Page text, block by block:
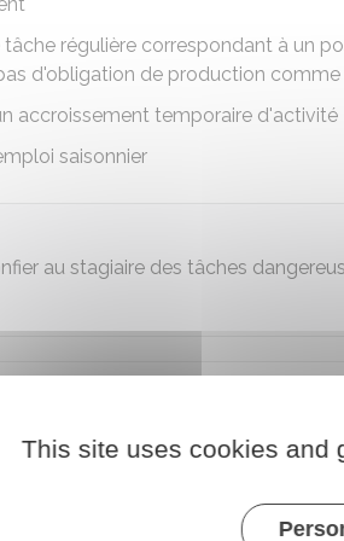
tâche régulière correspondant à un
d'obligation de production comme
accroissement temporaire d'activité
saisonnier
au stagiaire des tâches
stage est -elle obligatoire
une convention de stage.
les compétences à acquérir ou à
This site uses cookies and